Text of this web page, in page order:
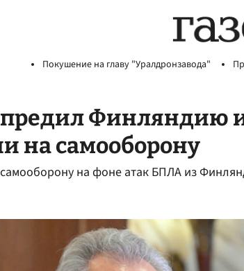
Покушение на главу "Уралдронзавода"
Финляндию
на самооборону
на фоне атак БПЛА из